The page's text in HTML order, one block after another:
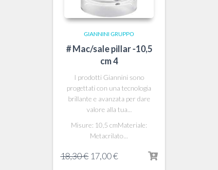
GIANNINI GRUPPO
# Mac/sale pillar -10,5
cm 4
I prodotti Giannini sono
progettati con una tecnologia
brillante e avanzata per dare
valore alla tua...
Misure: 10,5 cmMateriale:
Metacrilato...
18,30€ Il
17,00€Il